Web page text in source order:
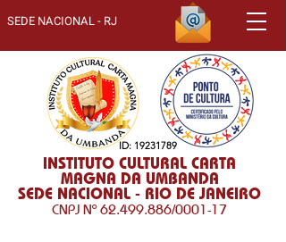
SEDE NACIONAL - RJ
INSTITUTO CULTURAL CARTA
MAGNA DA UMBANDA
SEDE NACIONAL - RIO DE JANEIRO
CNPJ Nº62.499.886/0001-17
ID: 19231789